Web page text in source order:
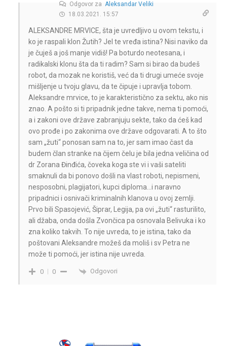
Odgovor za Aleksandar Veliki
18.03.2021. 15:57
ALEKSANDRE MRVICE, šta je uvredljivo u ovom tekstu, i
ko je raspali klon Žutih? Jel te vređa istina? Nisi naviko da
je čuješ a još manje vidiš! Pa boturdo neotesana, i
radikalski klonu šta da ti radim? Sam si birao da budeš
robot, da mozak ne koristiš, već da ti drugi umeće svoje
mišljenje u tvoju glavu, da te čipuje i upravlja tobom.
Aleksandre mrvice, to je karakteristično za sektu, ako nis
znao. A pošto si ti pripadnik jedne takve, nema ti pomoći,
a i zakoni ove države zabranjuju sekte, tako da ćeš kad
ovo prođe i po zakonima ove države odgovarati. A to što
sam „žuti“ ponosan sam na to, jer sam imao čast da
budem član stranke na čijem čelu je bila jedna veličina od
dr Zorana Đinđića, čoveka koga ste vi i vaši sateliti
smaknuli da bi ponovo došli na vlast roboti, nepismeni,
nesposobni, plagijatori, kupci diploma…i naravno
pripadnici i osnivači kriminalnih klanova u ovoj zemlji.
Prvo bili Spasojević, Šiprar, Legija, pa ovi „žuti“ rasturilito,
ali džaba, onda došla Zvončica pa osnovala Belivuka i ko
zna koliko takvih. To nije uvreda, to je istina, tako da
poštovani Aleksandre možeš da moliš i sv Petra ne
može ti pomoći, jer istina nije uvreda.
0 0 Odgovori